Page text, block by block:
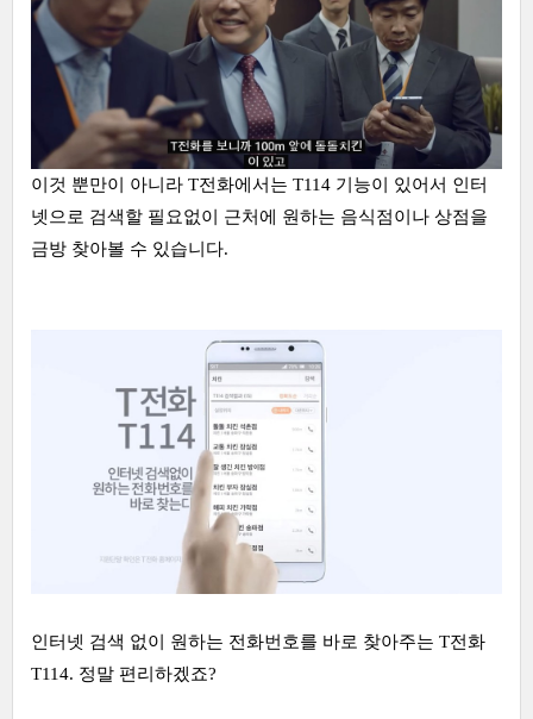
이것 뿐만이 아니라 T전화에서는 T114 기능이 있어서 인터
넷으로 검색할 필요없이 근처에 원하는 음식점이나 상점을
금방 찾아볼 수 있습니다.
인터넷 검색 없이 원하는 전화번호를 바로 찾아주는 T전화
T114. 정말 편리하겠죠?